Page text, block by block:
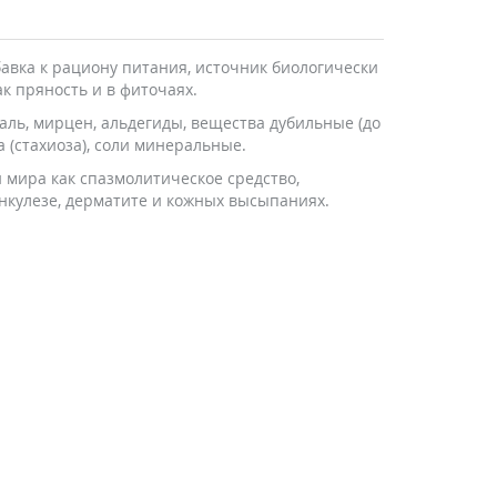
к рациону питания, источник биологически
пряность и в фиточаях.
мирцен, альдегиды, вещества дубильные (до
(стахиоза), соли минеральные.
как спазмолитическое средство,
дерматите и кожных высыпаниях.